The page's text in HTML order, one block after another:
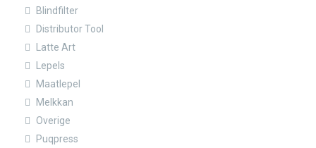
Blindfilter
Distributor Tool
Latte Art
Lepels
Maatlepel
Melkkan
Overige
Puqpress